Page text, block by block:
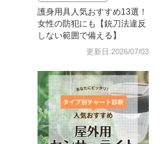
護身用具人気おすすめ13選！
女性の防犯にも【銃刀法違反
しない範囲で備える】
更新日:2026/07/03